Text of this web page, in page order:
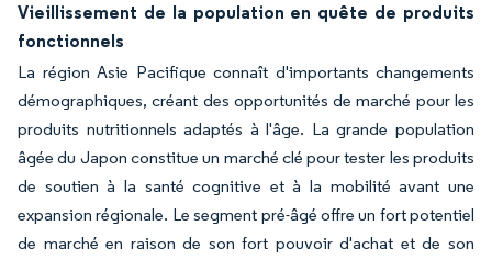
Vieillissement de la population en quête de produits
fonctionnels
La région Asie Pacifique connaît d'importants changements
démographiques, créant des opportunités de marché pour les
produits nutritionnels adaptés à l'âge. La grande population
âgée du Japon constitue un marché clé pour tester les produits
de soutien à la santé cognitive et à la mobilité avant une
expansion régionale. Le segment pré-âgé offre un fort potentiel
de marché en raison de son fort pouvoir d'achat et de son